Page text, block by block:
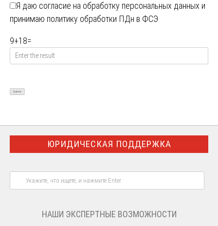
Я даю согласие на обработку персональных данных и
принимаю политику обработки ПДн в ФСЭ
9+18=
ЮРИДИЧЕСКАЯ ПОДДЕРЖКА
НАШИ ЭКСПЕРТНЫЕ ВОЗМОЖНОСТИ